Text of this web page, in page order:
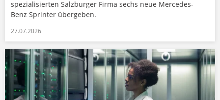
spezialisierten Salzburger Firma sechs neue Mercedes-
Benz Sprinter übergeben.
27.07.2026